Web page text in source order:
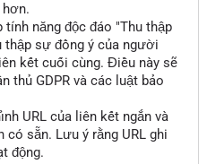
năng độc đáo "Thu thập
thập sự đồng ý của người
kết cuối cùng. Điều này sẽ
thủ GDPR và các luật bảo
URL của liên kết ngắn và
sẵn. Lưu ý rằng URL ghi
động.